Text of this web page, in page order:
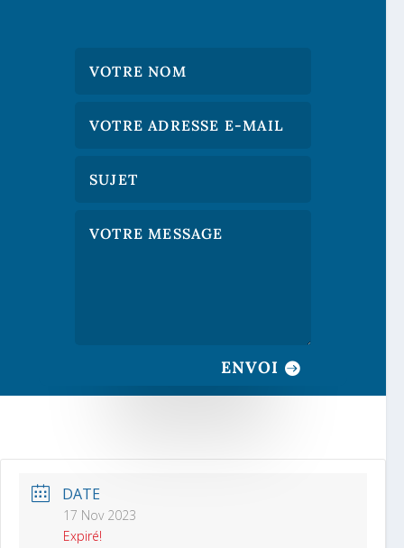
ENVOI
DATE
17 Nov 2023
Expiré!